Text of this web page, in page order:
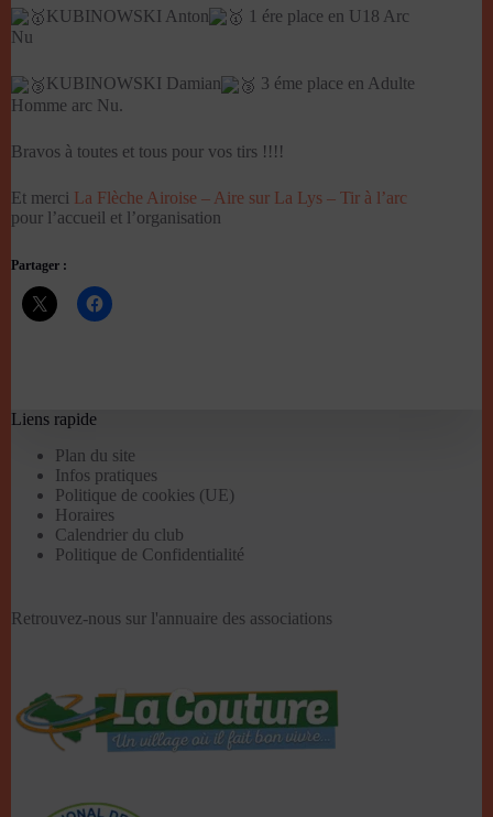
KUBINOWSKI Anton
1 ére place en U18 Arc
Nu
KUBINOWSKI Damian
3 éme place en Adulte
Homme arc Nu.
Bravos à toutes et tous pour vos tirs !!!!
Et merci La Flèche Airoise – Aire sur La Lys – Tir à l’arc
pour l’accueil et l’organisation
Partager :
Liens rapide
Plan du site
Infos pratiques
Politique de cookies (UE)
Horaires
Calendrier du club
Politique de Confidentialité
Retrouvez-nous sur l'annuaire des associations